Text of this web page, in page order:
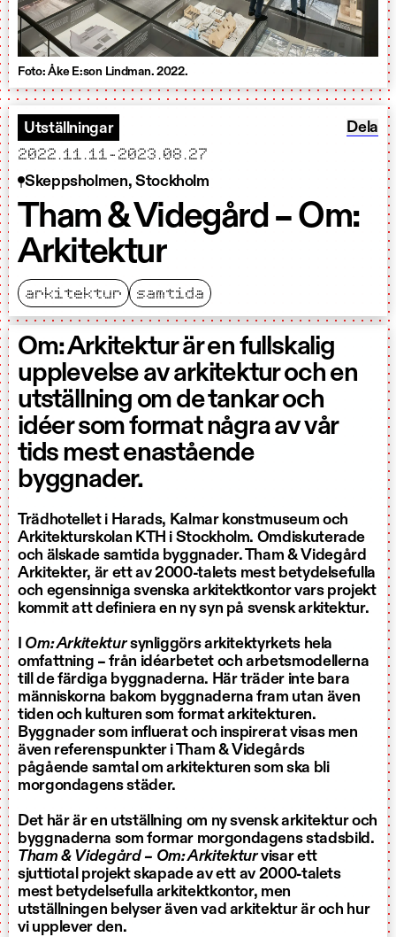
Foto: Åke E:son Lindman. 2022.
Utställningar
startar
2022.11.11- slutar
2023.08.27
Dela
Dela
Skeppsholmen, Stockholm
Tham & Videgård – Om:
Arkitektur
arkitektur samtida
Om: Arkitektur är en fullskalig
upplevelse av arkitektur och en
utställning om de tankar och
idéer som format några av vår
tids mest enastående
byggnader.
Trädhotellet i Harads, Kalmar konstmuseum och
Arkitekturskolan KTH i Stockholm. Omdiskuterade
och älskade samtida byggnader. Tham & Videgård
Arkitekter, är ett av 2000-talets mest betydelsefulla
och egensinniga svenska arkitektkontor vars projekt
kommit att definiera en ny syn på svensk arkitektur.
Om: Arkitektursynliggörs arkitektyrkets hela
omfattning – från idéarbetet och arbetsmodellerna
till de färdiga byggnaderna. Här träder inte bara
människorna bakom byggnaderna fram utan även
tiden och kulturen som format arkitekturen.
Byggnader som influerat och inspirerat visas men
även referenspunkter i Tham & Videgårds
pågående samtal om arkitekturen som ska bli
morgondagens städer.
Det här är en utställning om ny svensk arkitektur och
byggnaderna som formar morgondagens stadsbild.
Tham & Videgård – Om: Arkitekturvisar ett
sjuttiotal projekt skapade av ett av 2000-talets
mest betydelsefulla arkitektkontor, men
utställningen belyser även vad arkitektur är och hur
vi upplever den.